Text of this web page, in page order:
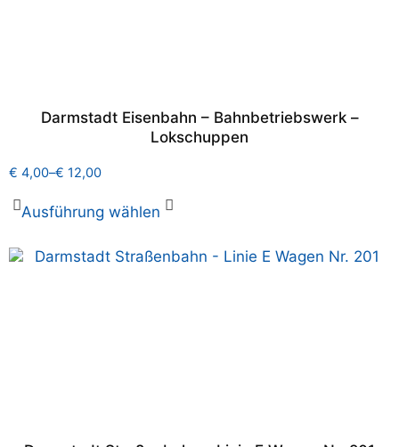
Darmstadt Eisenbahn – Bahnbetriebswerk –
Lokschuppen
€ 4,00–€ 12,00
Ausführung wählen